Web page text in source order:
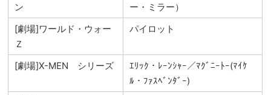
ン
ー・ミラー）
[劇場]ワールド・ウォー
Ｚ
パイロット
[劇場]X-MEN シリーズ
ｴﾘｯｸ・ﾚｰﾝｼｬｰ／ﾏｸﾞﾆｰﾄｰ(ﾏｲｹ
ﾙ・ﾌｧｽﾍﾞﾝﾀﾞｰ)